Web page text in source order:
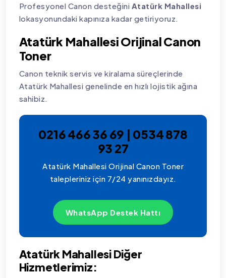
Profesyonel Canon desteğini Atatürk Mahallesi
lokasyonundaki kapınıza kadar getiriyoruz.
Atatürk Mahallesi Orijinal Canon
Toner
Canon teknik servis ve kiralama süreçlerinde
Atatürk Mahallesi genelinde en hızlı lojistik ağına
sahibiz.
0216 466 36 69 | 0534 878
93 27
Atatürk Mahallesi Orijinal Canon Toner
talepleriniz için 7/24 yanınızdayız.
WhatsApp Destek Hattı
Atatürk Mahallesi Diğer
Hizmetlerimiz: